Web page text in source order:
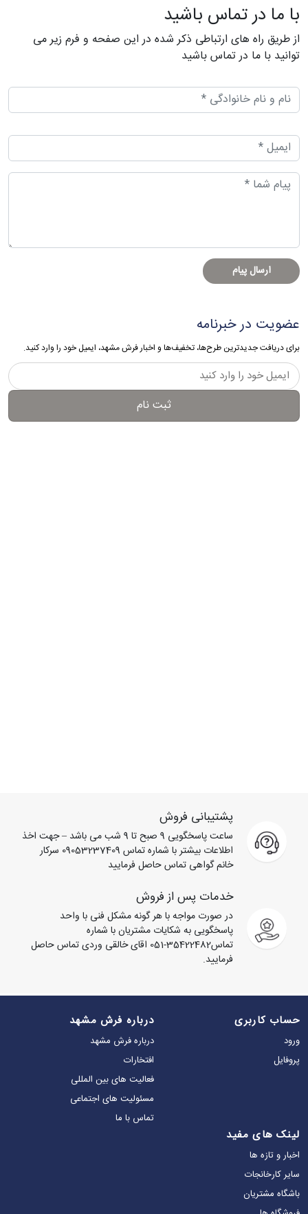
با ما در تماس باشید
از طریق راه های ارتباطی ذکر شده در این صفحه و فرم زیر می
توانید با ما در تماس باشید
ارسال پیام
عضویت در خبرنامه
برای دریافت جدیدترین طرح‌ها، تخفیف‌ها و اخبار فرش مشهد، ایمیل خود را وارد کنید.
ثبت نام
پشتیبانی فروش
ساعت پاسخگویی 9 صبح تا 9 شب می باشد – جهت اخذ
اطلاعات بیشتر با شماره تماس 09053237409 سرکار
خانم گواهی تماس حاصل فرمایید
خدمات پس از فروش
در صورت مواجه با هر گونه مشکل فنی با واحد
پاسخگویی به شکایات مشتریان با شماره
تماس35422482-051 اقای خالقی وردی تماس حاصل
فرمایید.
حساب کاربری
ورود
پروفایل
درباره فرش مشهد
درباره فرش مشهد
افتخارات
فعالیت های بین المللی
مسئولیت های اجتماعی
تماس‌ با ما
لینک های مفید
اخبار و تازه ها
سایر کارخانجات
باشگاه مشتریان